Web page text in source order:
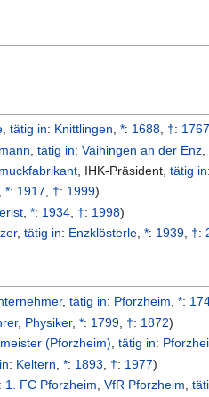
,tätig in: Knittlingen ,*: 1688 †:
,tätig in:Vaihingen an der Enz
IHK-Präsident ,tätig in:
*: 1917, †: 1999)
,*: 1934 †: 1998)
,tätig in: Enzklösterle ,*: 1939 †:
,tätig in: Pforzheim,*:
, Physiker,*: 1799 †: 1872)
(Pforzheim) ,tätig in:
: Keltern ,*: 1893 †: 1977)
: 1. FC Pforzheim ,VfR Pforzheim ,